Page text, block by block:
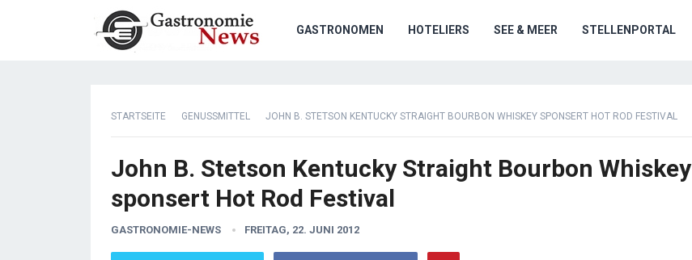
GASTRONOMEN HOTELIERS SEE & MEER STELLENPORTAL
STARTSEITE GENUSSMITTEL JOHN B. STETSON KENTUCKY STRAIGHT BOURBON WHISKEY SPONSERT HOT ROD FESTIVAL
John B. Stetson Kentucky Straight Bourbon Whiskey
sponsert Hot Rod Festival
GASTRONOMIE-NEWS FREITAG, 22. JUNI 2012